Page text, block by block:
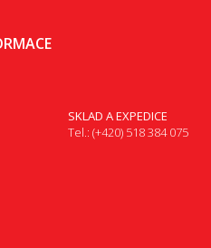
SKLAD A EXPEDICE
Tel.: (+420) 518 384 075